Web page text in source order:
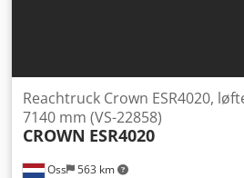
Oss 563 km
Reachtruck Crown ESR4020,
7140 mm (VS-22858)
CROWN ESR4020